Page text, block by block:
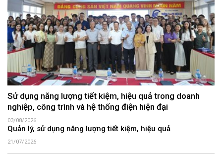
Sử dụng năng lượng tiết kiệm, hiệu quả trong doanh
nghiệp, công trình và hệ thống điện hiện đại
03/08/2026
Quản lý, sử dụng năng lượng tiết kiệm, hiệu quả
21/07/2026